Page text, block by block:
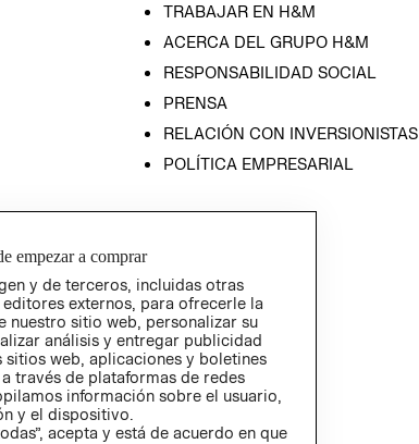
TRABAJAR EN H&M
ACERCA DEL GRUPO H&M
RESPONSABILIDAD SOCIAL
PRENSA
RELACIÓN CON INVERSIONISTAS
POLÍTICA EMPRESARIAL
empezar a comprar
y de terceros, incluidas otras
externos, para ofrecerle la
nuestro sitio web, personalizar su
análisis y entregar publicidad
sitios web, aplicaciones y boletines
través de plataformas de redes
información sobre el usuario,
y el dispositivo.
acepta y está de acuerdo en que